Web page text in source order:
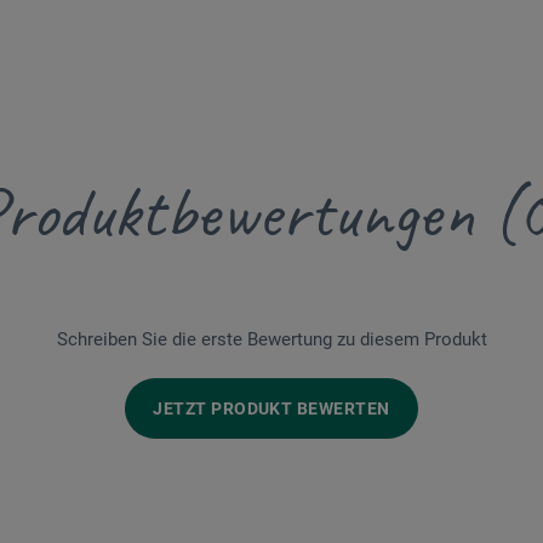
Schreiben Sie die erste Bewertung zu diesem Produkt
JETZT PRODUKT BEWERTEN